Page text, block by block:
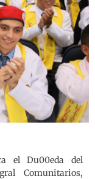
el Du00eda del
Comunitarios,